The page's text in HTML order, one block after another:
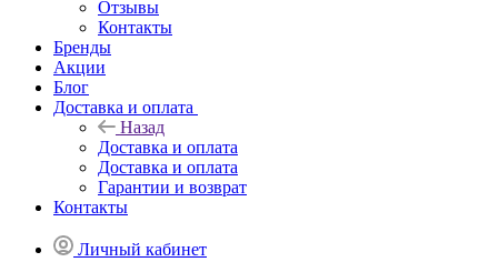
Отзывы
Контакты
Бренды
Акции
Блог
Доставка и оплата
Назад
Доставка и оплата
Доставка и оплата
Гарантии и возврат
Контакты
Личный кабинет